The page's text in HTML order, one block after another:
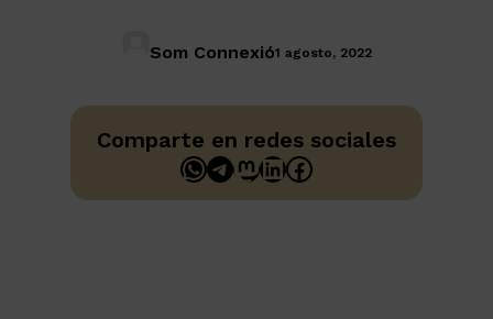
Som Connexió1 agosto, 2022
Comparte en redes sociales
WhatsApp
Telegram
Mastodon
LinkedIn
Facebook